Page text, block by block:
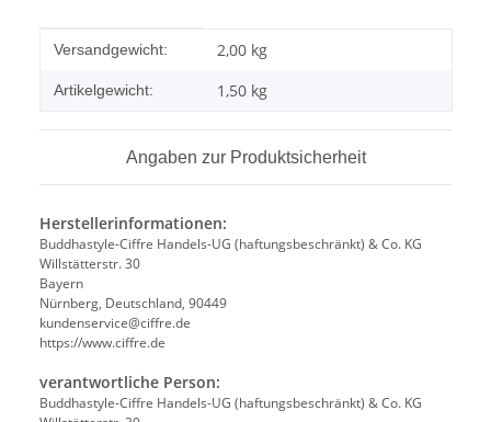
Produkteigenschaft
Wert
Versandgewicht: 2,00 kg
Artikelgewicht: 1,50 kg
Angaben zur Produktsicherheit
Herstellerinformationen:
Buddhastyle-Ciffre Handels-UG (haftungsbeschränkt) & Co. KG
Willstätterstr. 30
Bayern
Nürnberg, Deutschland, 90449
kundenservice@ciffre.de
https://www.ciffre.de
verantwortliche Person:
Buddhastyle-Ciffre Handels-UG (haftungsbeschränkt) & Co. KG